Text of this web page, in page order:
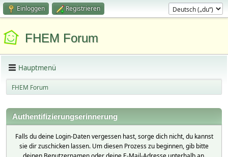
Einloggen Registrieren
FHEM Forum
Hauptmenü
FHEM Forum
Authentifizierungserinnerung
Falls du deine Login-Daten vergessen hast, sorge dich nicht, du kannst
sie dir zuschicken lassen. Um diesen Prozess zu beginnen, gib bitte